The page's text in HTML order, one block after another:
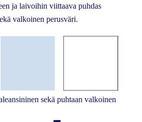
ja laivoihin viittaava puhdas
valkoinen perusväri.
sekä puhtaan valkoinen